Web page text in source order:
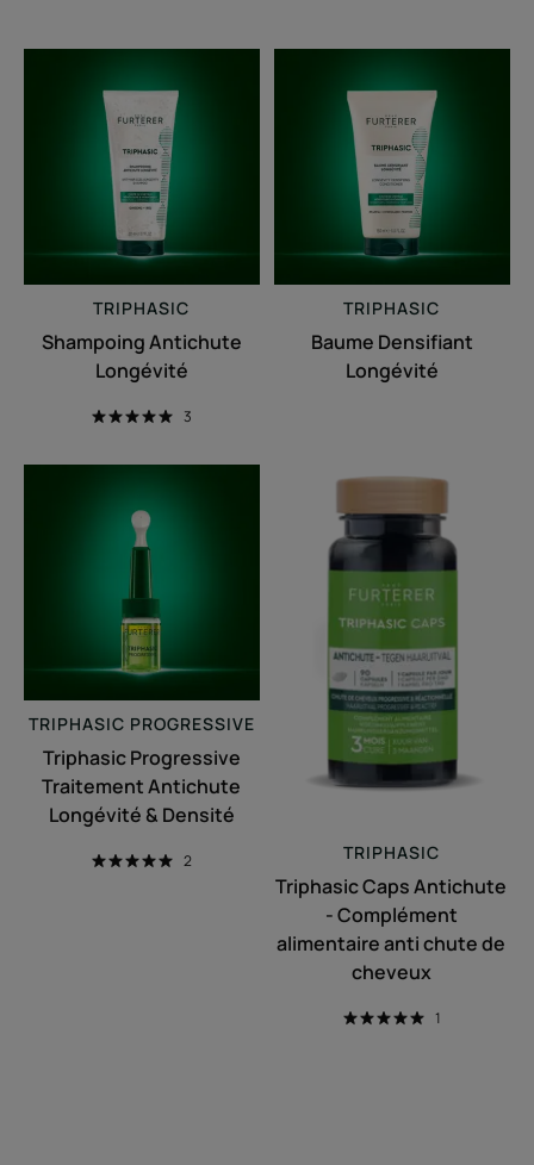
Antichute
Longévité
TRIPHASIC
Shampoing Antichute
Longévité
3
Densifiant
Longévité
TRIPHASIC
Baume Densifiant
Longévité
Progressive
Traitement
Antichute
Longévité
&
Densité
TRIPHASIC PROGRESSIVE
Triphasic Progressive
Traitement Antichute
Longévité & Densité
2
Triphasic
Caps
Antichute
-
Complément
alimentaire
anti
chute
de
cheveux
TRIPHASIC
Triphasic Caps Antichute
- Complément
alimentaire anti chute de
cheveux
1